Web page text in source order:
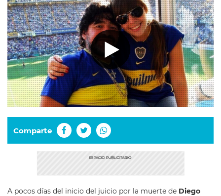
Comparte
A pocos días del inicio del juicio por la muerte de Diego